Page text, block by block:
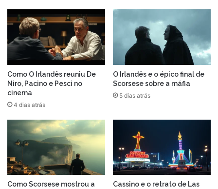
Como O Irlandês reuniu De
Niro, Pacino e Pesci no
cinema
4 dias atrás
O Irlandês e o épico final de
Scorsese sobre a máfia
5 dias atrás
Como Scorsese mostrou a
Cassino e o retrato de Las